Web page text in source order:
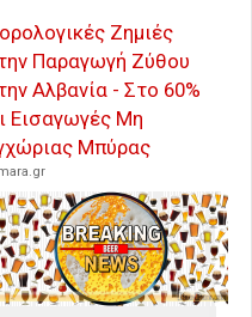
Ζημιές
Παραγωγή Ζύθου
Αλβανία - Στο 60%
Εισαγωγές Μη
Μπύρας